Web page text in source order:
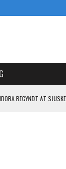
BEGYNDT AT
I PANDORA
TRÆKKER NYT